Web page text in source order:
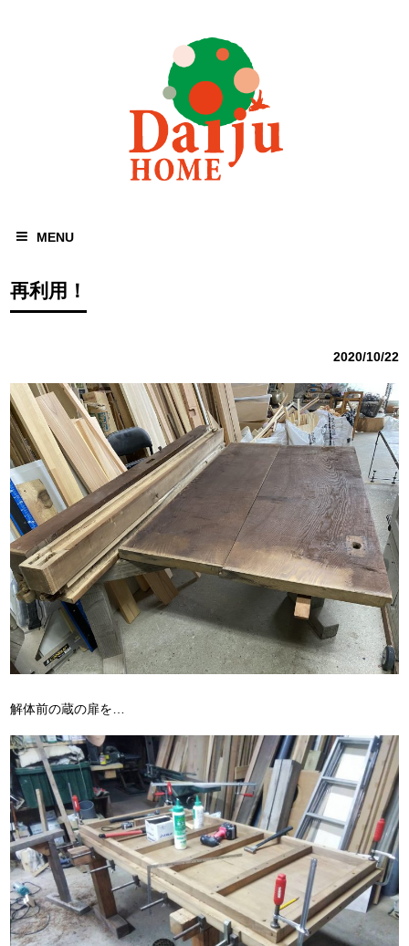
MENU
再利用！
2020/10/22
解体前の蔵の扉を…